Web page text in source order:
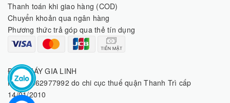
Thanh toán khi giao hàng (COD)
Chuyển khoản qua ngân hàng
Phương thức trả góp qua thẻ tín dụng
ĐIỆN MÁY GIA LINH
MST: 8062977992 do chi cục thuế quận Thanh Trì cấp
14/01/2010